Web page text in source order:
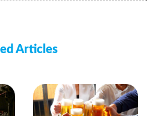
Articles